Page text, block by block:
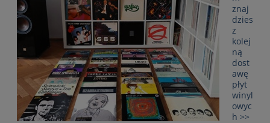
znaj
dzies
z
kolej
ną
dost
awę
płyt
winyl
owyc
h >>